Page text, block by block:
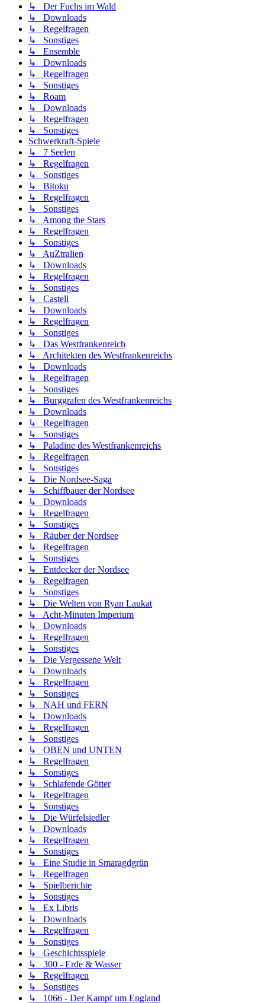
↳ Der Fuchs im Wald
↳ Downloads
↳ Regelfragen
↳ Sonstiges
↳ Ensemble
↳ Downloads
↳ Regelfragen
↳ Sonstiges
↳ Roam
↳ Downloads
↳ Regelfragen
↳ Sonstiges
Schwerkraft-Spiele
↳ 7 Seelen
↳ Regelfragen
↳ Sonstiges
↳ Bitoku
↳ Regelfragen
↳ Sonstiges
↳ Among the Stars
↳ Regelfragen
↳ Sonstiges
↳ AuZtralien
↳ Downloads
↳ Regelfragen
↳ Sonstiges
↳ Castell
↳ Downloads
↳ Regelfragen
↳ Sonstiges
↳ Das Westfrankenreich
↳ Architekten des Westfrankenreichs
↳ Downloads
↳ Regelfragen
↳ Sonstiges
↳ Burggrafen des Westfrankenreichs
↳ Downloads
↳ Regelfragen
↳ Sonstiges
↳ Paladine des Westfrankenreichs
↳ Regelfragen
↳ Sonstiges
↳ Die Nordsee-Saga
↳ Schiffbauer der Nordsee
↳ Downloads
↳ Regelfragen
↳ Sonstiges
↳ Räuber der Nordsee
↳ Regelfragen
↳ Sonstiges
↳ Entdecker der Nordsee
↳ Regelfragen
↳ Sonstiges
↳ Die Welten von Ryan Laukat
↳ Acht-Minuten Imperium
↳ Downloads
↳ Regelfragen
↳ Sonstiges
↳ Die Vergessene Welt
↳ Downloads
↳ Regelfragen
↳ Sonstiges
↳ NAH und FERN
↳ Downloads
↳ Regelfragen
↳ Sonstiges
↳ OBEN und UNTEN
↳ Regelfragen
↳ Sonstiges
↳ Schlafende Götter
↳ Regelfragen
↳ Sonstiges
↳ Die Würfelsiedler
↳ Downloads
↳ Regelfragen
↳ Sonstiges
↳ Eine Studie in Smaragdgrün
↳ Regelfragen
↳ Spielberichte
↳ Sonstiges
↳ Ex Libris
↳ Downloads
↳ Regelfragen
↳ Sonstiges
↳ Geschichtsspiele
↳ 300 - Erde & Wasser
↳ Regelfragen
↳ Sonstiges
↳ 1066 - Der Kampf um England